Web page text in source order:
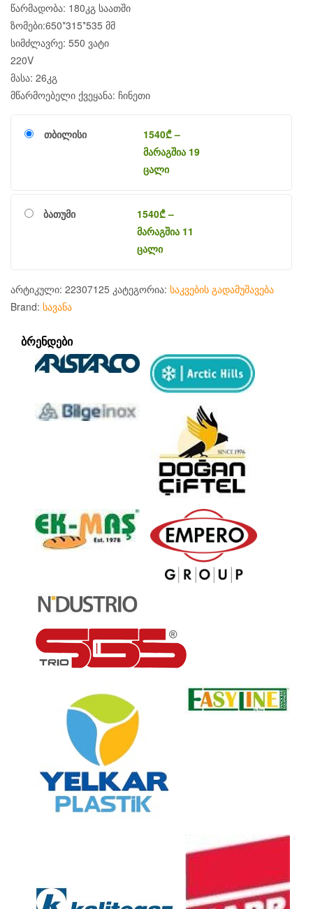
წარმადობა: 180კგ საათში
ზომები:650*315*535 მმ
სიმძლავრე: 550 ვატი
220V
მასა: 26კგ
მწარმოებელი ქვეყანა: ჩინეთი
თბილისი 1540₾–
მარაგშია 19
ცალი
ბათუმი 1540₾–
მარაგშია 11
ცალი
არტიკული: 22307125 კატეგორია: საკვების გადამუშავება
Brand: სავანა
ᲑᲠᲔᲜᲓᲔᲑᲘ